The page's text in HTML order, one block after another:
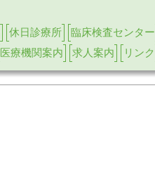
休日診療所
臨床検査センター
医療機関案内 求人案内 リンク